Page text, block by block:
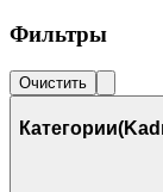
Фильтры
Очистить
Категории